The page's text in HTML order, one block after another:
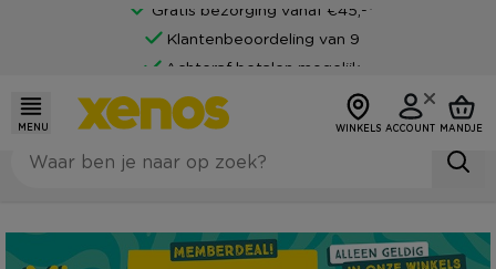
Gratis bezorging vanaf €45,-*
Klantenbeoordeling van 9
Achteraf betalen mogelijk
MENU WINKELS ACCOUNT MANDJE